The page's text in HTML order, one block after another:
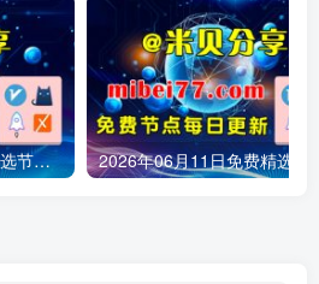
2026年06月15日免费精选节点245条 可看1080P/4K视频 v2ray|clash|小火箭订阅链接 手机电脑 科学上网|梯子|翻墙|代理|VPN|外网